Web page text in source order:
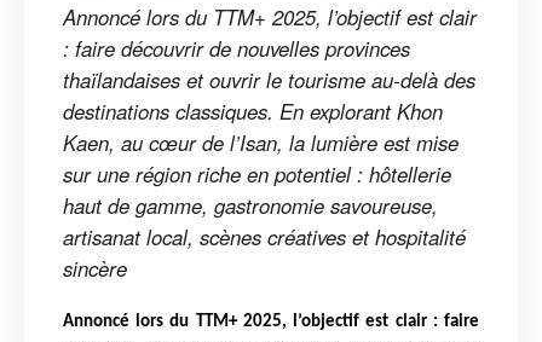
Annoncé lors du TTM+ 2025, l’objectif est clair
: faire découvrir de nouvelles provinces
thaïlandaises et ouvrir le tourisme au-delà des
destinations classiques. En explorant Khon
Kaen, au cœur de l’Isan, la lumière est mise
sur une région riche en potentiel : hôtellerie
haut de gamme, gastronomie savoureuse,
artisanat local, scènes créatives et hospitalité
sincère
Annoncé lors du TTM+ 2025, l’objectif est clair : faire